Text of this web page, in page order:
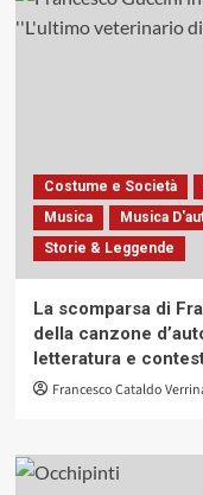
Costume e Società
Musica
Musica
Storie & Leggende
La scomparsa di
della canzone
letteratura e
Francesco Cataldo